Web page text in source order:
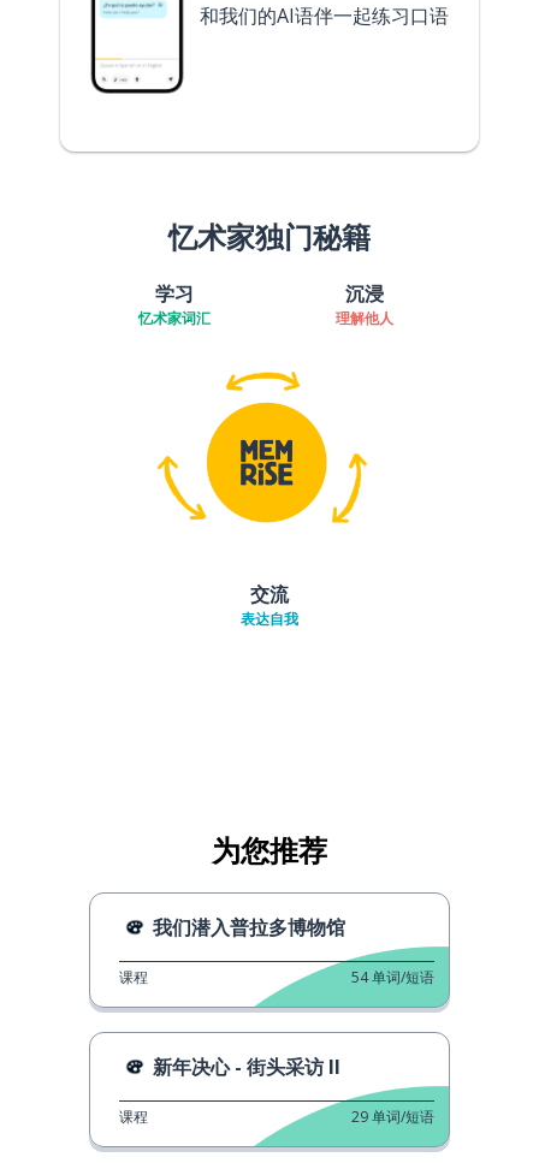
和我们的AI语伴一起练习口语
忆术家独门秘籍
学习
忆术家词汇
沉浸
理解他人
交流
表达自我
为您推荐
我们潜入普拉多博物馆
课程 54单词/短语
新年决心 - 街头采访 II
课程 29单词/短语